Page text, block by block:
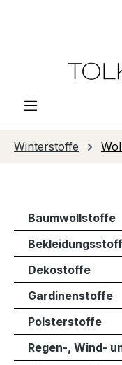
Zum Hauptinhalt
Winterstoffe
Baumwollstoffe
Dekostoffe
Gardinenstoffe
Polsterstoffe
Regen-, Wind-